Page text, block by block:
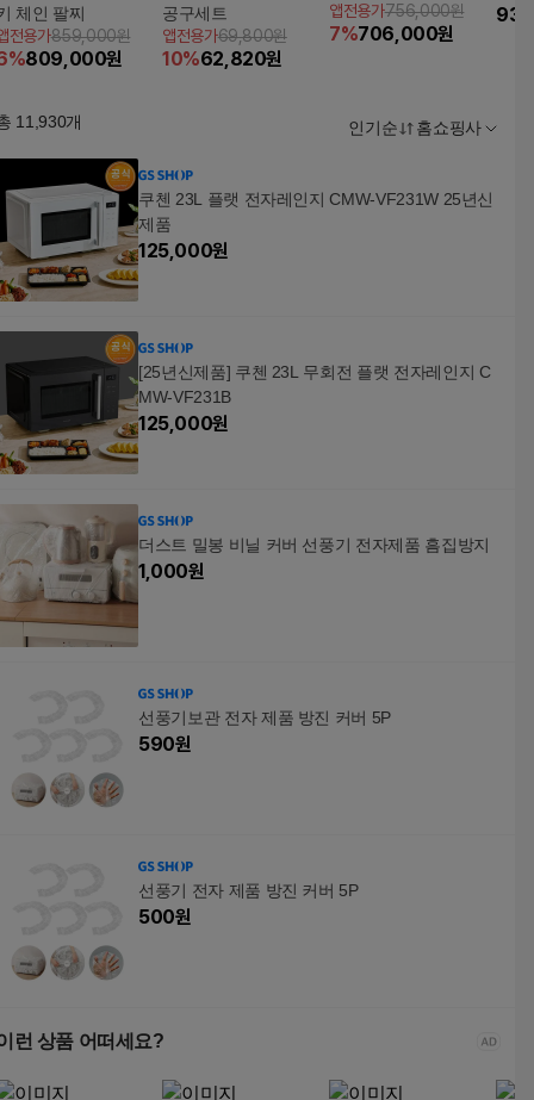
체인 팔찌
전용가859,000원
%809,000원
공구세트
앱전용가69,800원
10%62,820원
앱전용가756,000원
7%706,000원
11,930개 인기순 홈쇼핑사
쿠첸 23L 플랫 전자레인지 CMW-VF231W 25년신
제품
125,000원
[25년신제품] 쿠첸 23L 무회전 플랫 전자레인지 C
MW-VF231B
125,000원
더스트 밀봉 비닐 커버 선풍기 전자제품 흠집방지
1,000원
선풍기보관 전자 제품 방진 커버 5P
590원
선풍기 전자 제품 방진 커버 5P
500원
런 상품 어떠세요?